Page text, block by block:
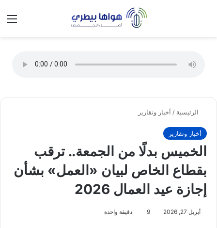
الوضع
الرئيسية / أخبار وتقارير
أخبار وتقارير
الخميس بدلًا من الجمعة.. ترقب
بقطاع الخاص لبيان «العمل» بشأن
إجازة عيد العمال 2026
أبريل 27, 2026 9 دقيقة واحدة